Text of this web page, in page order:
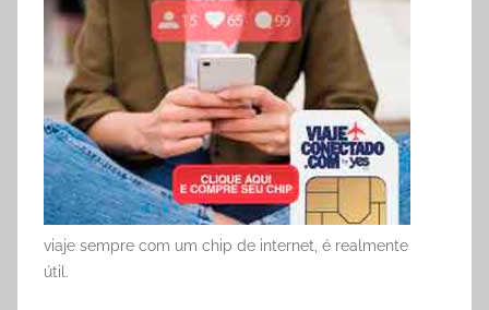
viaje sempre com um chip de internet, é realmente
útil.